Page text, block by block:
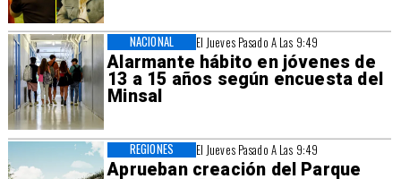
El Jueves Pasado A Las 9:49
Alarmante hábito en jóvenes de
13 a 15 años según encuesta del
Minsal
NACIONAL
El Jueves Pasado A Las 9:49
Aprueban creación del Parque
REGIONES